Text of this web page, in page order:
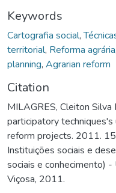
Keywords
Cartografia social,
territorial, Reforma agrária,
planning, Agrarian reform
Citation
MILAGRES, Cleiton Silva
participatory techniques's
reform projects. 2011.
Instituições sociais e
sociais e conhecimento)
Viçosa, 2011.